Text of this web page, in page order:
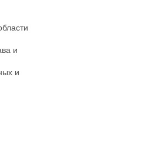
и
и